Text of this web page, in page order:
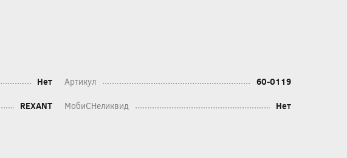
Нет Артикул 60-0119
REXANT МобиСНеликвид Нет